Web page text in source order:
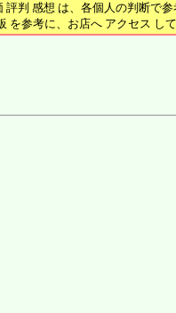
評判 感想 は、各個人の判断で
を参考に、お店へ アクセス し